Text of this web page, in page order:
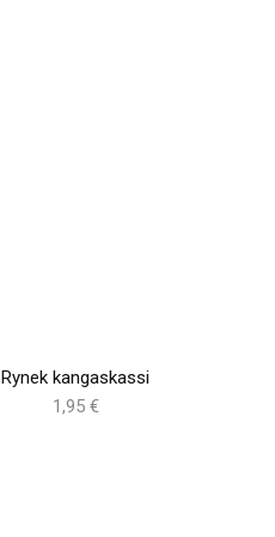
Rynek kangaskassi
1,95 €